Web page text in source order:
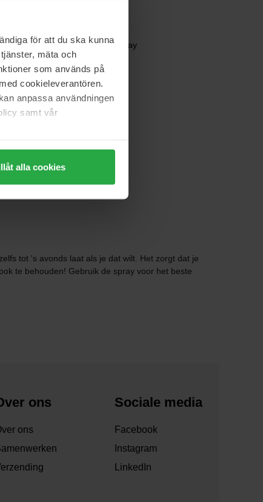
för att du ska kunna
mäta och
som används på
cookieleverantören.
anpassa användningen
samt vår
alla cookies
The Matte Setting Spray
100 ml
22 €
tot 's avonds laat als je dat wilt. Het zorgt dat je
te behouden! Gebruik de spray voor het beste
ons
ons
Sociale media
Facebook
Instagram
LinkedIn